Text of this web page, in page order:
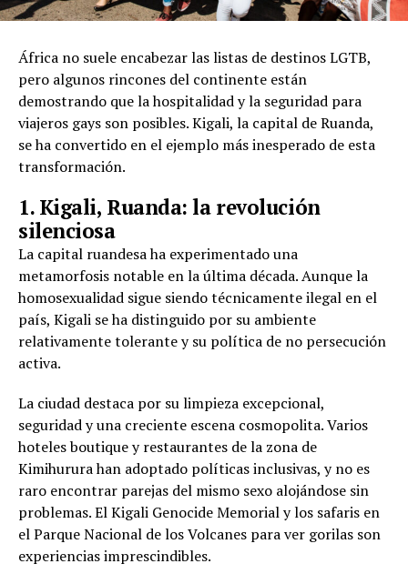
África no suele encabezar las listas de destinos LGTB,
pero algunos rincones del continente están
demostrando que la hospitalidad y la seguridad para
viajeros gays son posibles. Kigali, la capital de Ruanda,
se ha convertido en el ejemplo más inesperado de esta
transformación.
1. Kigali, Ruanda: la revolución
silenciosa
La capital ruandesa ha experimentado una
metamorfosis notable en la última década. Aunque la
homosexualidad sigue siendo técnicamente ilegal en el
país, Kigali se ha distinguido por su ambiente
relativamente tolerante y su política de no persecución
activa.
La ciudad destaca por su limpieza excepcional,
seguridad y una creciente escena cosmopolita. Varios
hoteles boutique y restaurantes de la zona de
Kimihurura han adoptado políticas inclusivas, y no es
raro encontrar parejas del mismo sexo alojándose sin
problemas. El Kigali Genocide Memorial y los safaris en
el Parque Nacional de los Volcanes para ver gorilas son
experiencias imprescindibles.